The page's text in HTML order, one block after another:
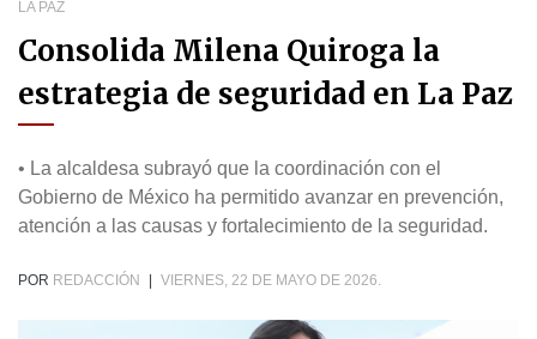
LA PAZ
Consolida Milena Quiroga la
estrategia de seguridad en La Paz
• La alcaldesa subrayó que la coordinación con el
Gobierno de México ha permitido avanzar en prevención,
atención a las causas y fortalecimiento de la seguridad.
POR REDACCIÓN VIERNES, 22 DE MAYO DE 2026.